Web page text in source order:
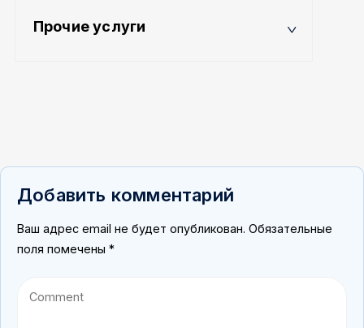
Прочие услуги
Добавить комментарий
Ваш адрес email не будет опубликован. Обязательные
поля помечены *